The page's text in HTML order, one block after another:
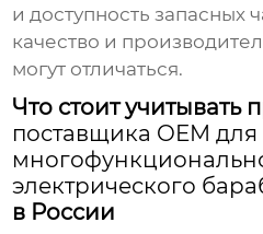
и доступность запасных
качество и
могут отличаться.
Что стоит учитывать
поставщика OEM для
электрического
в России